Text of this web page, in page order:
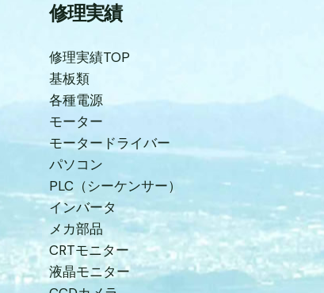
修理実績
修理実績TOP
基板類
各種電源
モーター
モータードライバー
パソコン
PLC（シーケンサー）
インバータ
メカ部品
CRTモニター
液晶モニター